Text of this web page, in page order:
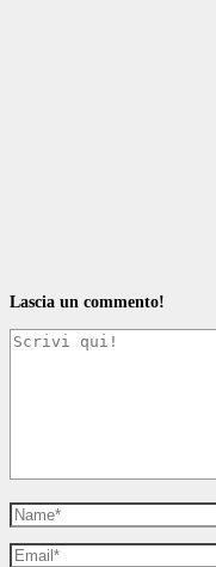
Lascia un commento!